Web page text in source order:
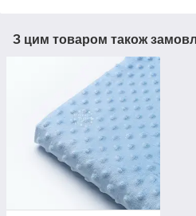
З цим товаром також